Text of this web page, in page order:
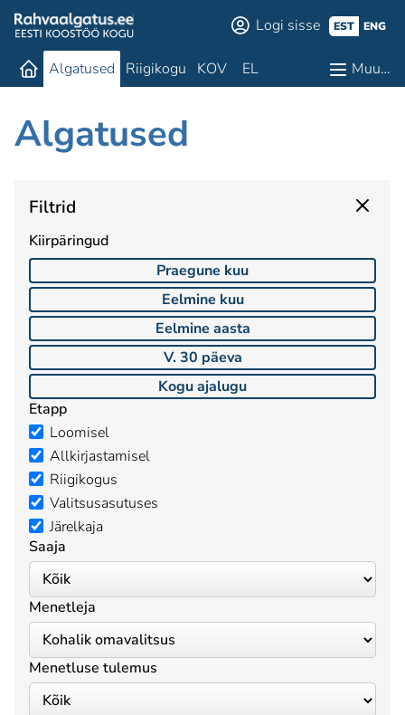
Logi sisse EST ENG
Algatused Riigikogu KOV EL Muu…
Algatused
Filtrid
Kiirpäringud
Praegune kuu
Eelmine kuu
Eelmine aasta
V. 30 päeva
Kogu ajalugu
Etapp
Loomisel
Allkirjastamisel
Riigikogus
Valitsusasutuses
Järelkaja
Saaja
Menetleja
Menetluse tulemus